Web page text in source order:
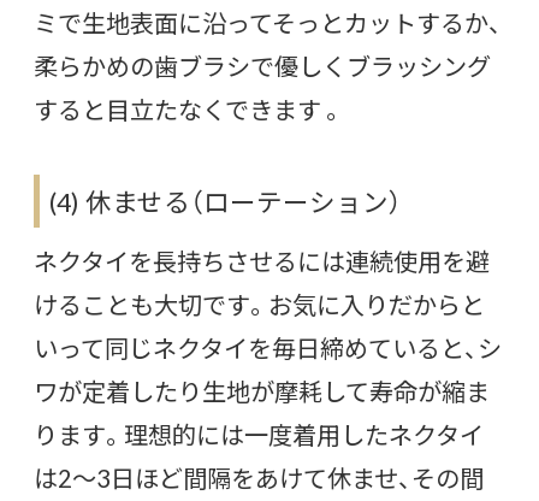
ミで生地表面に沿ってそっとカットするか、
柔らかめの歯ブラシで優しくブラッシング
すると目立たなくできます 。
(4) 休ませる（ローテーション）
ネクタイを長持ちさせるには連続使用を避
けることも大切です。お気に入りだからと
いって同じネクタイを毎日締めていると、シ
ワが定着したり生地が摩耗して寿命が縮ま
ります。理想的には一度着用したネクタイ
は2～3日ほど間隔をあけて休ませ、その間